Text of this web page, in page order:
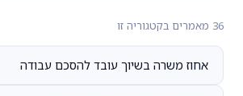
36 מאמרים בקטגוריה זו
אחוז משרה בשיוך עובד להסכם עבודה